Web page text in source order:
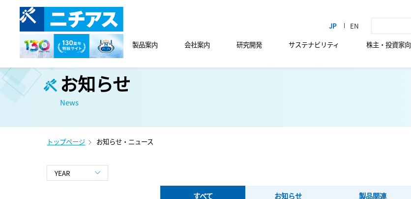
製品案内 会社案内 研究開発 サステナビリティ 株主・投資家
お知らせ
News
トップページ お知らせ・ニュース
すべて お知らせ 製品関連